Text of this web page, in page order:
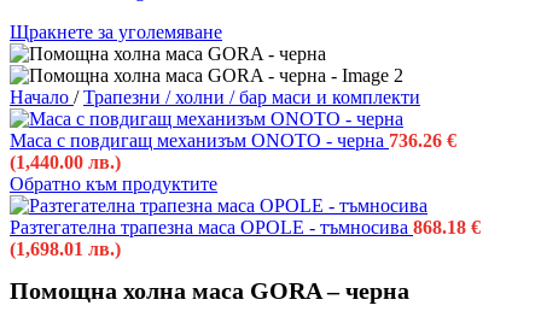
Щракнете за уголемяване
Начало / Трапезни / холни / бар маси и комплекти
Маса с повдигащ механизъм ONOTO - черна 736.26 €
(1,440.00 лв.)
Обратно към продуктите
Разтегателна трапезна маса OPOLE - тъмносива 868.18 €
(1,698.01 лв.)
Помощна холна маса GORA – черна